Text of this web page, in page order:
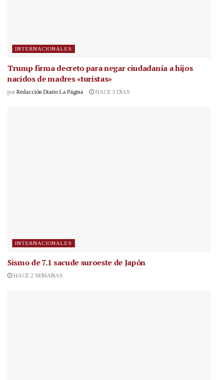
INTERNACIONALES
Trump firma decreto para negar ciudadanía a hijos
nacidos de madres «turistas»
por Redacción Diario La Página HACE 3 DÍAS
INTERNACIONALES
Sismo de 7.1 sacude suroeste de Japón
HACE 2 SEMANAS